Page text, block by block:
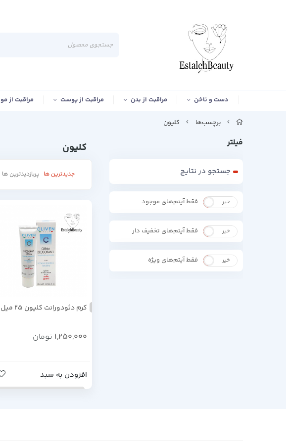
دست و ناخن مراقبت از بدن مراقبت از پوست مراقبت از مو
برچسب‌ها کلیون
فیلتر
جستجو در نتایج
بله خیر فقط آیتم‌های موجود
بله خیر فقط آیتم‌های تخفیف دار
بله خیر فقط آیتم‌های ویژه
کلیون
جدیدترین ها پربازدیدترین ها
کرم دئودورانت کلیون 25 میل
1,250,000 تومان
افزودن به سبد